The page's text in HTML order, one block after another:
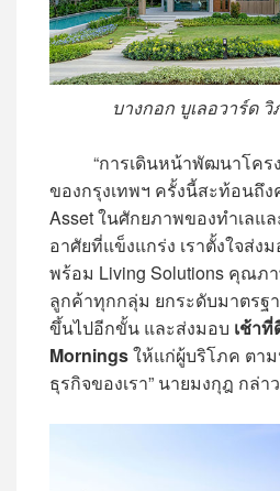
บางกอก บูเลอวาร์ด
“การเดินหน้าพัฒนาโครง
ของกรุงเทพฯ ครั้งนี้สะท้อนถึ
Asset ในศักยภาพของทำเลแ
อาศัยที่แข็งแกร่ง เราตั้งใจส่
พร้อม Living Solutions คุณภ
ลูกค้าทุกกลุ่ม ยกระดับมาตรฐ
ขึ้นไปอีกขั้น และส่งมอบ เช้า
Morningsให้แก่ผู้บริโภค ตา
ธุรกิจของเรา” นายมงกุฎ กล่าว